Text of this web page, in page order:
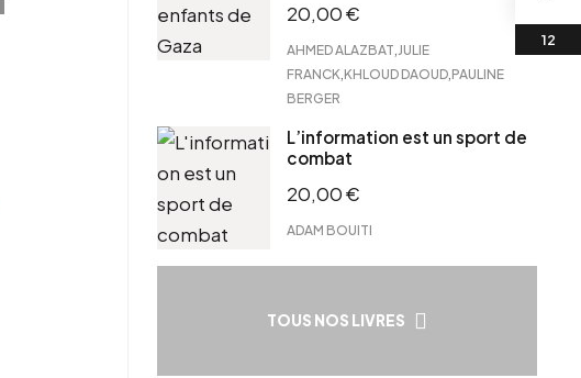
20,00€
AHMED ALAZBAT JULIE
FRANCK KHLOUD DAOUD PAULINE
BERGER
L’information est un sport de
combat
20,00€
ADAM BOUITI
TOUS NOS LIVRES